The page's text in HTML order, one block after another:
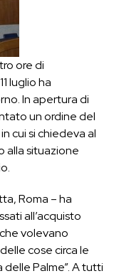
ore di
luglio ha
In apertura di
un ordine del
cui si chiedeva al
alla situazione
Roma – ha
all’acquisto
volevano
cose circa le
Palme”. A tutti